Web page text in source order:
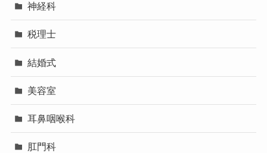
神経科
税理士
結婚式
美容室
耳鼻咽喉科
肛門科